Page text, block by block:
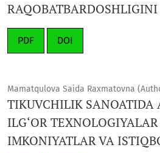
PDF DOI
Mamatqulova Saida Raxmatovna
TIKUVCHILIK SANOATIDA
ILG‘OR
IMKONIYATLAR VA